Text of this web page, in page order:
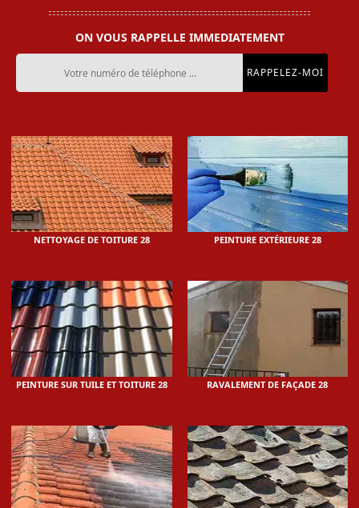
ON VOUS RAPPELLE IMMEDIATEMENT
NETTOYAGE DE TOITURE 28 PEINTURE EXTÉRIEURE 28
PEINTURE SUR TUILE ET TOITURE 28 RAVALEMENT DE FAÇADE 28